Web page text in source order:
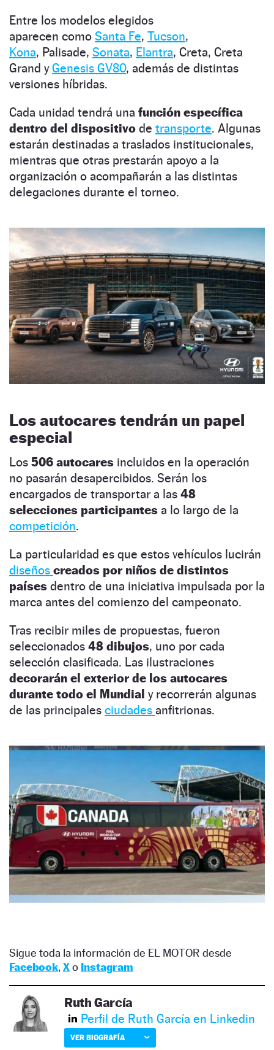
Entre los modelos elegidos
aparecen como Santa Fe, Tucson,
Kona, Palisade, Sonata, Elantra, Creta, Creta
Grand yGenesis GV80, además de distintas
versiones híbridas.
Cada unidad tendrá una función específica
dentro del dispositivo de transporte. Algunas
estarán destinadas a traslados institucionales,
mientras que otras prestarán apoyo a la
organización o acompañarán a las distintas
delegaciones durante el torneo.
Los autocares tendrán un papel
especial
Los 506 autocares incluidos en la operación
no pasarán desapercibidos. Serán los
encargados de transportar a las 48
selecciones participantes a lo largo de la
competición.
La particularidad es que estos vehículos lucirán
diseños creados por niños de distintos
países dentro de una iniciativa impulsada por la
marca antes del comienzo del campeonato.
Tras recibir miles de propuestas, fueron
seleccionados 48 dibujos, uno por cada
selección clasificada. Las ilustraciones
decorarán el exterior de los autocares
durante todo el Mundial y recorrerán algunas
de las principales ciudades anfitrionas.
Sigue toda la información de EL MOTOR desde
Facebook, Xo Instagram
Ruth García
Perfil de Ruth García en Linkedin
VER BIOGRAFÍA